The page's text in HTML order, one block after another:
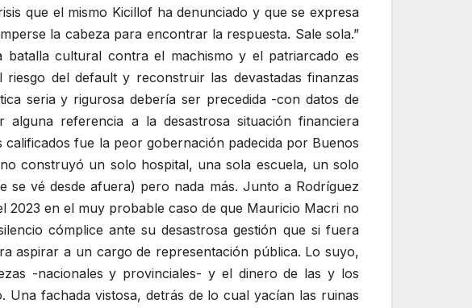
que el mismo Kicillof ha denunciado y que se expresa
la cabeza para encontrar la respuesta. Sale sola.”
cultural contra el machismo y el patriarcado es
del default y reconstruir las devastadas finanzas
seria y rigurosa debería ser precedida -con datos de
referencia a la desastrosa situación financiera
fue la peor gobernación padecida por Buenos
construyó un solo hospital, una sola escuela, un solo
se vé desde afuera) pero nada más. Junto a Rodríguez
2023 en el muy probable caso de que Mauricio Macri no
cómplice ante su desastrosa gestión que si fuera
aspirar a un cargo de representación pública. Lo suyo,
-nacionales y provinciales- y el dinero de las y los
Una fachada vistosa, detrás de lo cual yacían las ruinas